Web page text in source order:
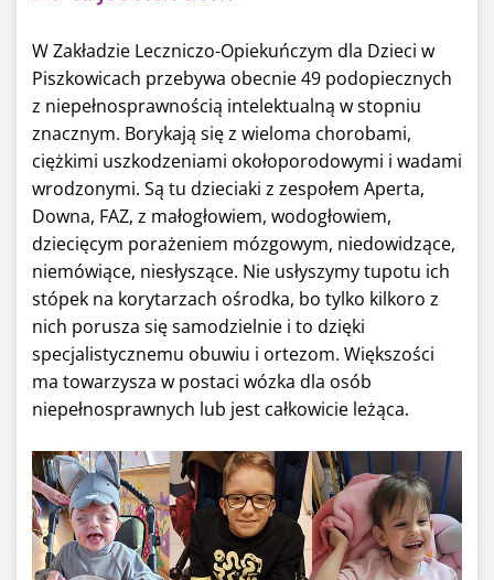
W Zakładzie Leczniczo-Opiekuńczym dla Dzieci w
Piszkowicach przebywa obecnie 49 podopiecznych
z niepełnosprawnością intelektualną w stopniu
znacznym. Borykają się z wieloma chorobami,
ciężkimi uszkodzeniami okołoporodowymi i wadami
wrodzonymi. Są tu dzieciaki z zespołem Aperta,
Downa, FAZ, z małogłowiem, wodogłowiem,
dziecięcym porażeniem mózgowym, niedowidzące,
niemówiące, niesłyszące. Nie usłyszymy tupotu ich
stópek na korytarzach ośrodka, bo tylko kilkoro z
nich porusza się samodzielnie i to dzięki
specjalistycznemu obuwiu i ortezom. Większości
ma towarzysza w postaci wózka dla osób
niepełnosprawnych lub jest całkowicie leżąca.